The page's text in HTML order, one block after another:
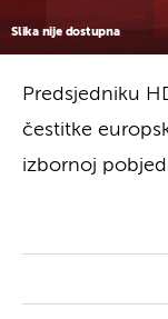
Slika nije dostupna
Predsjedniku
čestitke
izbornoj